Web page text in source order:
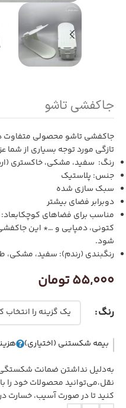
جاکفشی تاشو
جاکفشی تاشو محصولی متفاوت
تازگی مورد توجه بسیاری از شما
رنگ: سفید، مشکی، خاکستری
جنس: پلاستیک
سبک سازی شده
دوبرابر فضای بیشتر
شود.
رنگبندی (رندم): سفید، مشکی،
55,000تومان
رنگ
به‌دلیل نداشتن ضمانت
نقل،می‌توانید محصولات خود را با
کنید تا در صورت آسیب، خسارت
بیمه شکستنی (اختیاری)